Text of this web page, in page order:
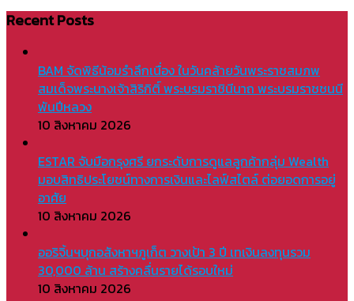
Recent Posts
BAM จัดพิธีน้อมรำลึกเนื่อง ในวันคล้ายวันพระราชสมภพ
สมเด็จพระนางเจ้าสิริกิติ์ พระบรมราชินีนาถ พระบรมราชชนนี
พันปีหลวง
10 สิงหาคม 2026
ESTAR จับมือกรุงศรี ยกระดับการดูแลลูกค้ากลุ่ม Wealth
มอบสิทธิประโยชน์ทางการเงินและไลฟ์สไตล์ ต่อยอดการอยู่
อาศัย
10 สิงหาคม 2026
ออริจิ้นฯบุกอสังหาฯภูเก็ต วางเป้า 3 ปี เทเงินลงทุนรวม
30,000 ล้าน สร้างคลื่นรายได้รอบใหม่
10 สิงหาคม 2026